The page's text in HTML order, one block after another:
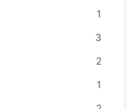
1
3
2
1